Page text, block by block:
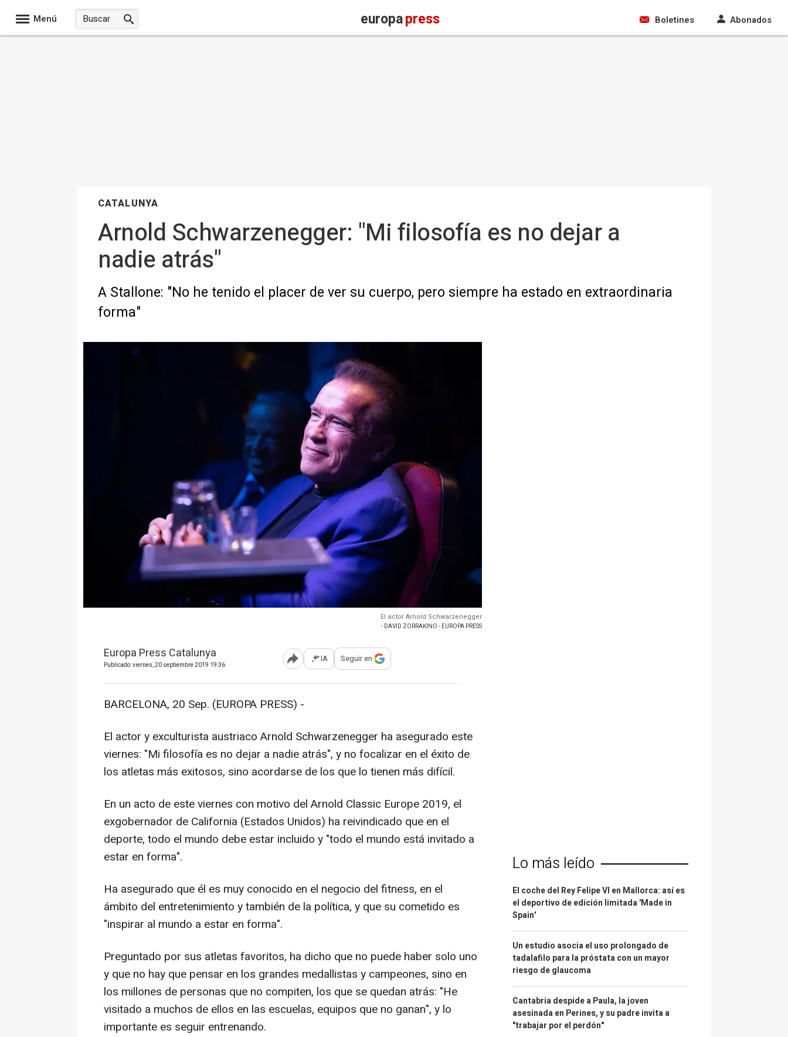
Menú europapress Boletines Abonados
CATALUNYA
Arnold Schwarzenegger: "Mi filosofía es no dejar a
nadie atrás"
A Stallone: "No he tenido el placer de ver su cuerpo, pero siempre ha estado en extraordinaria
forma"
El actor Arnold Schwarzenegger
- DAVID ZORRAKINO - EUROPA PRESS
Europa Press Catalunya
Publicado: viernes, 20 septiembre 2019 19:36 Abrir opciones para compartir
IA Seguir en
BARCELONA, 20 Sep. (EUROPA PRESS) -
El actor y exculturista austriaco Arnold Schwarzenegger ha asegurado este
viernes: "Mi filosofía es no dejar a nadie atrás", y no focalizar en el éxito de
los atletas más exitosos, sino acordarse de los que lo tienen más difícil.
En un acto de este viernes con motivo del Arnold Classic Europe 2019, el
exgobernador de California (Estados Unidos) ha reivindicado que en el
deporte, todo el mundo debe estar incluido y "todo el mundo está invitado a
estar en forma".
Ha asegurado que él es muy conocido en el negocio del fitness, en el
ámbito del entretenimiento y también de la política, y que su cometido es
"inspirar al mundo a estar en forma".
Preguntado por sus atletas favoritos, ha dicho que no puede haber solo uno
y que no hay que pensar en los grandes medallistas y campeones, sino en
los millones de personas que no compiten, los que se quedan atrás: "He
visitado a muchos de ellos en las escuelas, equipos que no ganan", y lo
importante es seguir entrenando.
Lo más leído
El coche del Rey Felipe VI en Mallorca: así es
el deportivo de edición limitada 'Made in
Spain'
Un estudio asocia el uso prolongado de
tadalafilo para la próstata con un mayor
riesgo de glaucoma
Cantabria despide a Paula, la joven
asesinada en Perines, y su padre invita a
"trabajar por el perdón"